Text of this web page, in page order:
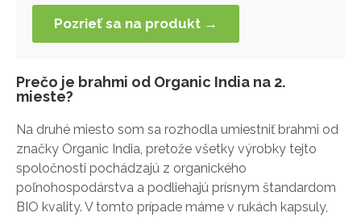
Pozrieť sa na produkt →
Prečo je brahmi od Organic India na 2.
mieste?
Na druhé miesto som sa rozhodla umiestniť brahmi od
značky Organic India, pretože všetky výrobky tejto
spoločnosti pochádzajú z organického
poľnohospodárstva a podliehajú prísnym štandardom
BIO kvality. V tomto prípade máme v rukách kapsuly,